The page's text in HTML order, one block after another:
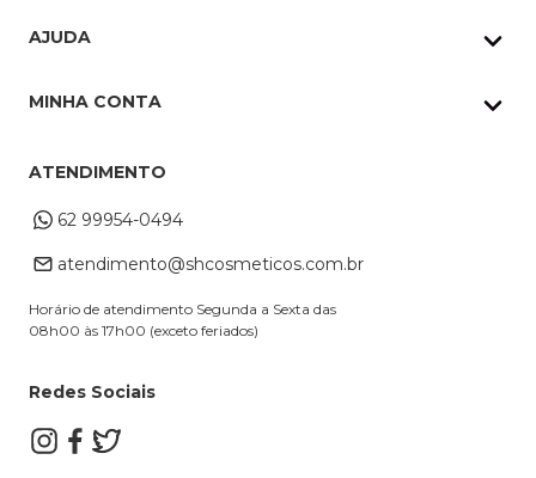
Pedidos Whatsapp
Cupons
AJUDA
Troca e Devoluções
Dúvidas Frequentes
MINHA CONTA
Alterar Cadastro
ATENDIMENTO
62 99954-0494
atendimento@shcosmeticos.com.br
Horário de atendimento Segunda a Sexta das
08h00 às 17h00 (exceto feriados)
Redes Sociais